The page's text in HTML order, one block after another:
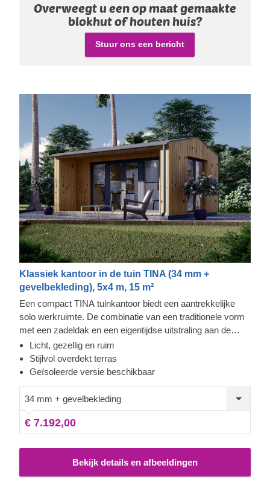
Overweegt u een op maat gemaakte
blokhut of houten huis?
Stuur ons een bericht
Klassiek kantoor in de tuin TINA (34 mm +
gevelbekleding), 5x4 m, 15 m²
Een compact TINA tuinkantoor biedt een aantrekkelijke
solo werkruimte. De combinatie van een traditionele vorm
met een zadeldak en een eigentijdse uitstraling aan de
buitenkant, het is een uitstekende keuze voor iedereen die
een rustige ruimte nodig heeft om te kunnen werken. Het
meest gewaardeerde kenmerk van de TINA modellen zijn
voorzijde die voor veel natuurlijk licht zorgen gedurende de
hele dag. Een ander stijlvol kenmerk is het charmante
terras, wat zeker van pas zal komen tijdens de
middagpauzes. Voor uw ultieme gemak is er ook een
geïsoleerde versie van dit model beschikbaar.
Licht, gezellig en ruim
Stijlvol overdekt terras
Geïsoleerde versie beschikbaar
34 mm + gevelbekleding
€ 7.192,00
Bekijk details en afbeeldingen